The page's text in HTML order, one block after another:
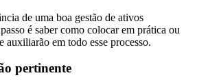
de uma boa gestão de ativos
é saber como colocar em prática ou
auxiliarão em todo esse processo.
pertinente